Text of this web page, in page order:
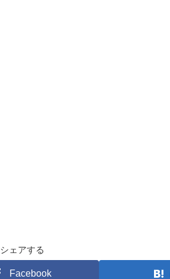
シェアする
Facebook